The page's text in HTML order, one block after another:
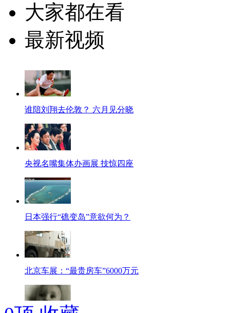
大家都在看
最新视频
谁陪刘翔去伦敦？ 六月见分晓
央视名嘴集体办画展 技惊四座
日本强行“礁变岛”意欲何为？
北京车展：“最贵房车”6000万元